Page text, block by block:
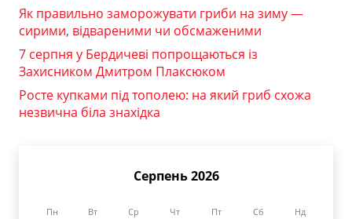
Як правильно заморожувати гриби на зиму —
сирими, відвареними чи обсмаженими
7 серпня у Бердичеві попрощаються із
Захисником Дмитром Плаксюком
Росте купками під тополею: на який гриб схожа
незвична біла знахідка
Серпень 2026
Пн Вт Ср Чт Пт Сб Нд